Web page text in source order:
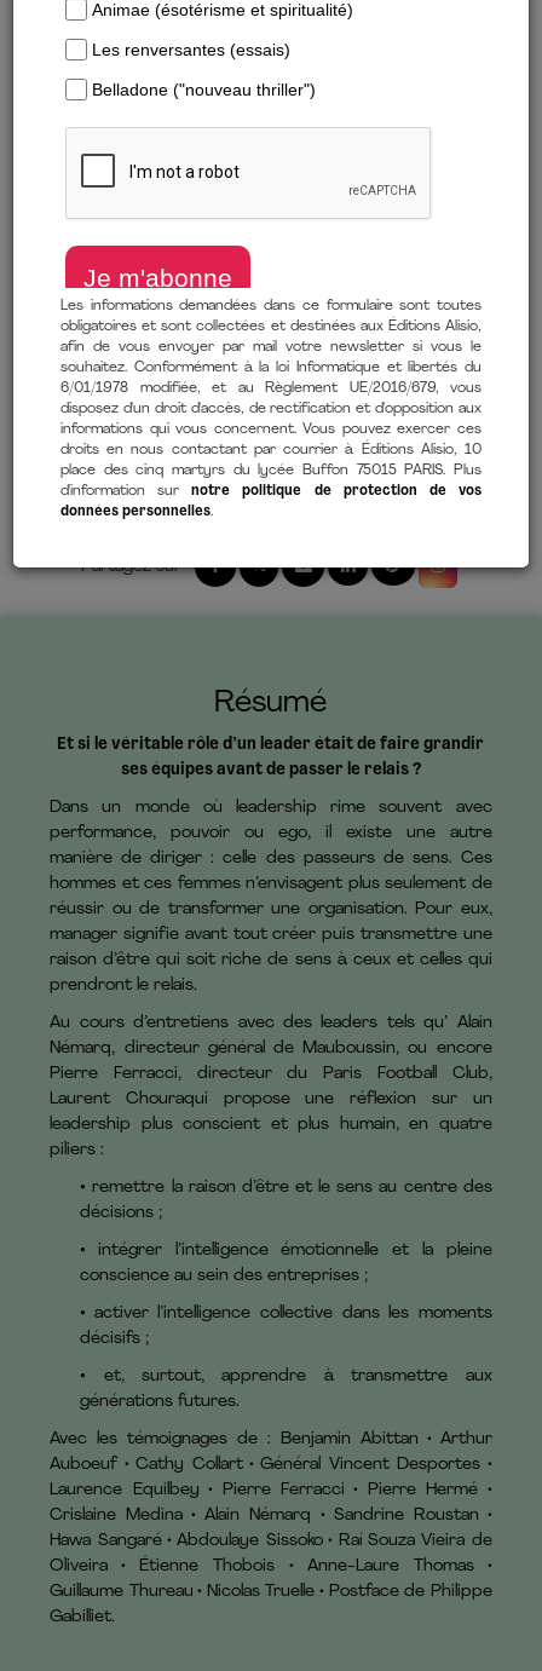
Télécharger un extrait
Laurent Chouraqui(auteur),Frédéric Mazzella(contributions)
29 mai 2026
Comment lire mon ebook ?
Résumé
Et si le véritable rôle d’un leader était de faire grandir
ses équipes avant de passer le relais ?
Dans un monde où leadership rime souvent avec
performance, pouvoir ou ego, il existe une autre
manière de diriger : celle des passeurs de sens. Ces
hommes et ces femmes n’envisagent plus seulement de
réussir ou de transformer une organisation. Pour eux,
manager signifie avant tout créer puis transmettre une
raison d’être qui soit riche de sens à ceux et celles qui
prendront le relais.
Au cours d’entretiens avec des leaders tels qu’ Alain
Némarq, directeur général de Mauboussin, ou encore
Pierre Ferracci, directeur du Paris Football Club,
Laurent Chouraqui propose une réflexion sur un
leadership plus conscient et plus humain, en quatre
piliers :
• remettre la raison d’être et le sens au centre des
décisions ;
•intégrer l’intelligence émotionnelle et la pleine
conscience au sein des entreprises ;
• activer l’intelligence collective dans les moments
décisifs ;
• et, surtout, apprendre à transmettre aux
générations futures.
Avec les témoignages de : Benjamin Abittan • Arthur
Auboeuf • Cathy Collart • Général Vincent Desportes •
Laurence Equilbey • Pierre Ferracci • Pierre Hermé •
Crislaine Medina • Alain Némarq • Sandrine Roustan •
Hawa Sangaré • Abdoulaye Sissoko • Raí Souza Vieira de
Oliveira • Étienne Thobois • Anne-Laure Thomas •
Guillaume Thureau • Nicolas Truelle • Postface de Philippe
Gabilliet.
Les informations demandées dans ce formulaire sont toutes
obligatoires et sont collectées et destinées aux Éditions Alisio,
afin de vous envoyer par mail votre newsletter si vous le
souhaitez. Conformément à la loi Informatique et libertés du
6/01/1978 modifiée, et au Règlement UE/2016/679, vous
disposez d'un droit d'accès, de rectification et d'opposition aux
informations qui vous concernent. Vous pouvez exercer ces
droits en nous contactant par courrier à Éditions Alisio, 10
place des cinq martyrs du lycée Buffon 75015 PARIS. Plus
d'information surnotre politique de protection de vos
données personnelles.